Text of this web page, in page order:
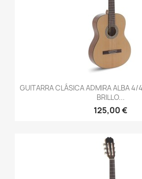
GUITARRA CLÁSICA ADMIRA ALBA 4/
BRILLO...
125,00 €